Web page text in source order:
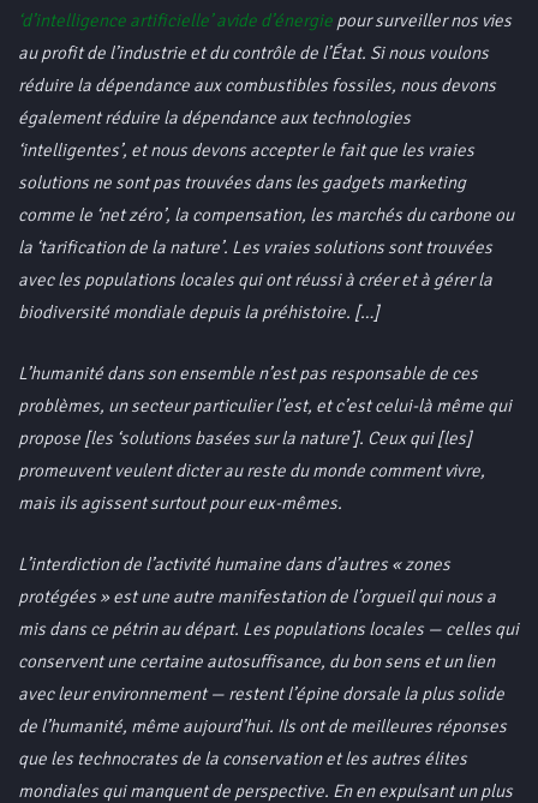
‘d’intelligence artificielle’ avide d’énergie pour surveiller nos vies
au profit de l’industrie et du contrôle de l’État. Si nous voulons
réduire la dépendance aux combustibles fossiles, nous devons
également réduire la dépendance aux technologies
‘intelligentes’, et nous devons accepter le fait que les vraies
solutions ne sont pas trouvées dans les gadgets marketing
comme le ‘net zéro’, la compensation, les marchés du carbone ou
la ‘tarification de la nature’. Les vraies solutions sont trouvées
avec les populations locales qui ont réussi à créer et à gérer la
biodiversité mondiale depuis la préhistoire. […]
L’humanité dans son ensemble n’est pas responsable de ces
problèmes, un secteur particulier l’est, et c’est celui-là même qui
propose [les ‘solutions basées sur la nature’]. Ceux qui [les]
promeuvent veulent dicter au reste du monde comment vivre,
mais ils agissent surtout pour eux-mêmes.
L’interdiction de l’activité humaine dans d’autres « zones
protégées » est une autre manifestation de l’orgueil qui nous a
mis dans ce pétrin au départ. Les populations locales — celles qui
conservent une certaine autosuffisance, du bon sens et un lien
avec leur environnement — restent l’épine dorsale la plus solide
de l’humanité, même aujourd’hui. Ils ont de meilleures réponses
que les technocrates de la conservation et les autres élites
mondiales qui manquent de perspective. En en expulsant un plus